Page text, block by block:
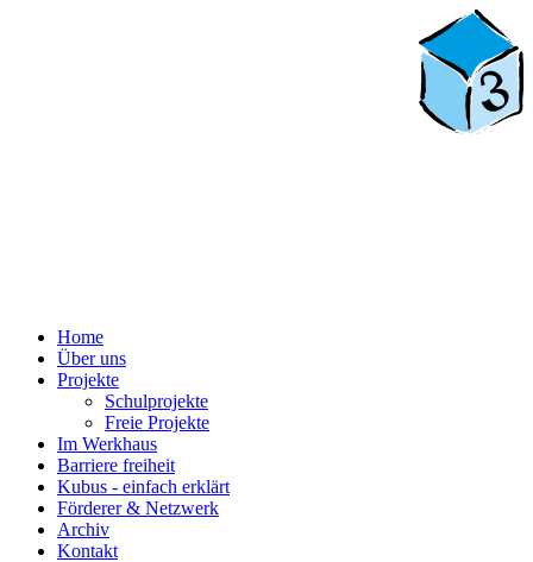
Home
Über uns
Projekte
Schulprojekte
Freie Projekte
Im Werkhaus
Barriere freiheit
Kubus - einfach erklärt
Förderer & Netzwerk
Archiv
Kontakt